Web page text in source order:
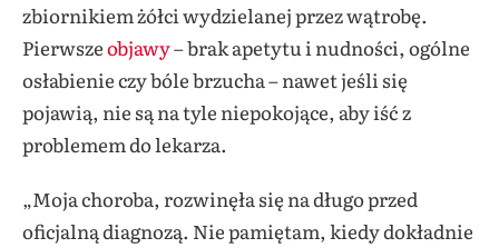
zbiornikiem żółci wydzielanej przez wątrobę.
Pierwszeobjawy– brak apetytu i nudności, ogólne
osłabienie czy bóle brzucha – nawet jeśli się
pojawią, nie są na tyle niepokojące, aby iść z
problemem do lekarza.
„Moja choroba, rozwinęła się na długo przed
oficjalną diagnozą. Nie pamiętam, kiedy dokładnie